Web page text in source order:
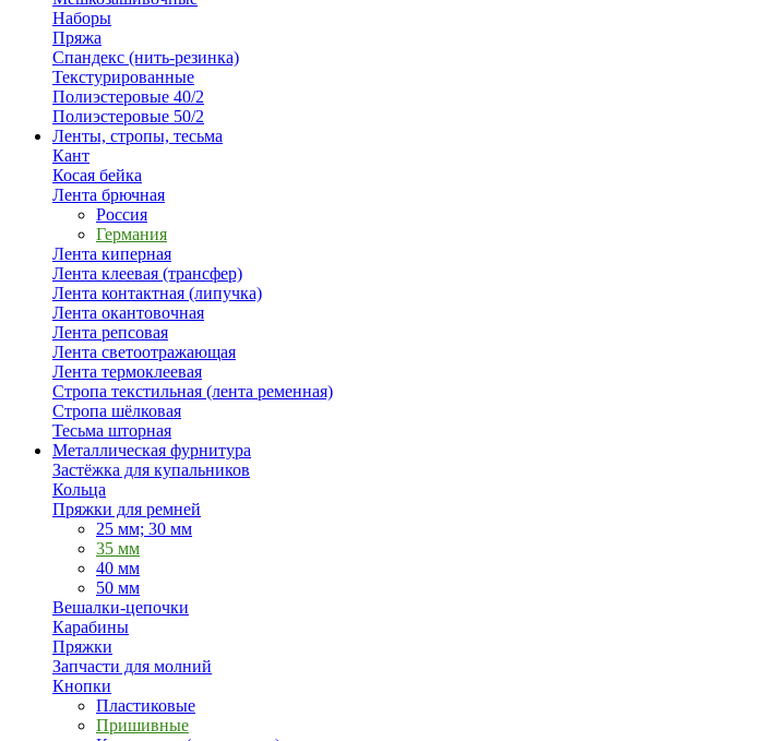
Наборы
Пряжа
Спандекс (нить-резинка)
Текстурированные
Полиэстеровые 40/2
Полиэстеровые 50/2
Ленты, стропы, тесьма
Кант
Косая бейка
Лента брючная
Россия
Германия
Лента киперная
Лента клеевая (трансфер)
Лента контактная (липучка)
Лента окантовочная
Лента репсовая
Лента светоотражающая
Лента термоклеевая
Стропа текстильная (лента ременная)
Стропа шёлковая
Тесьма шторная
Металлическая фурнитура
Застёжка для купальников
Кольца
Пряжки для ремней
25 мм; 30 мм
35 мм
40 мм
50 мм
Вешалки-цепочки
Карабины
Пряжки
Запчасти для молний
Кнопки
Пластиковые
Пришивные